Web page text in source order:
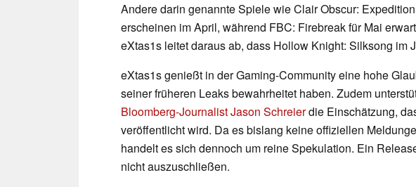
Andere darin genannte Spiele wie Clair Obscur:
erscheinen im April, während FBC: Firebreak für Mai
eXtas1s leitet daraus ab, dass Hollow Knight: Silksong im
eXtas1s genießt in der Gaming-Community eine hohe
seiner früheren Leaks bewahrheitet haben. Zudem
Bloomberg-Journalist Jason Schreierdie Einschätzung,
veröffentlicht wird. Da es bislang keine offiziellen
handelt es sich dennoch um reine Spekulation. Ein
nicht auszuschließen.